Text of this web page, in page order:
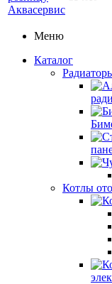
Меню
Каталог
Котлы